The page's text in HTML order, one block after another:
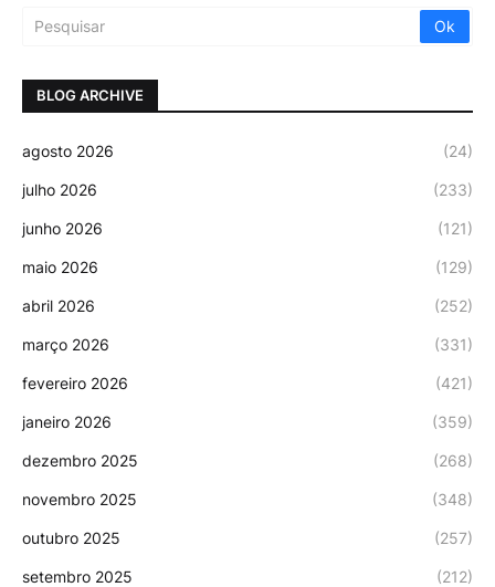
BLOG ARCHIVE
agosto 2026 (24)
julho 2026 (233)
junho 2026 (121)
maio 2026 (129)
abril 2026 (252)
março 2026 (331)
fevereiro 2026 (421)
janeiro 2026 (359)
dezembro 2025 (268)
novembro 2025 (348)
outubro 2025 (257)
setembro 2025 (212)